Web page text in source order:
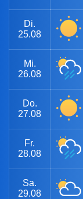
Di.
25.08
Mi.
26.08
Do.
27.08
Fr.
28.08
Sa.
29.08